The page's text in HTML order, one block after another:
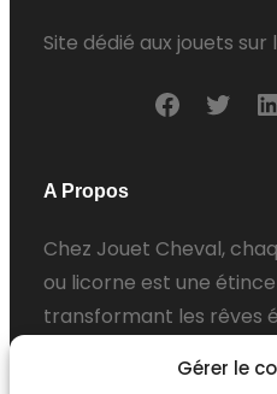
Gérer le
Site dédié aux jouets sur
F
b
o
o
T
t
e
r
L
e
d
I
A Propos
Chez Jouet Cheval,
ou licorne est une
transformant les rêves